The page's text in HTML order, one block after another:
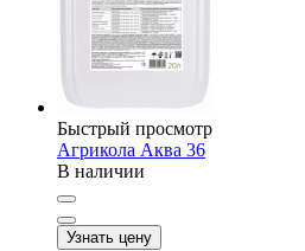
Быстрый просмотр
Агрикола Аква 36
В наличии
Узнать цену